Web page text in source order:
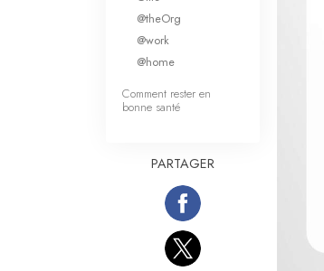
@theOrg
@work
@home
Comment rester en
bonne santé
PARTAGER